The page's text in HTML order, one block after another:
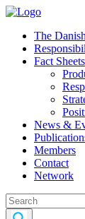
The
Fact Sheets
News &
Members
Contact
Network